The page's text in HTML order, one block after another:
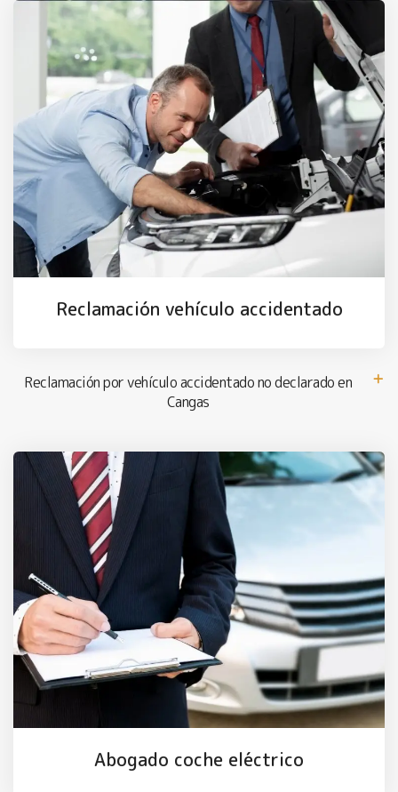
Reclamación vehículo accidentado
Reclamación por vehículo accidentado no declarado en
Cangas
Abogado coche eléctrico